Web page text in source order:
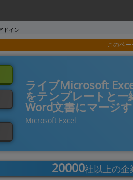
ドイン
このペ
ライブMicrosoft
をテンプレートと一
Word文書にマージ
Microsoft Excel
20000社以上の企